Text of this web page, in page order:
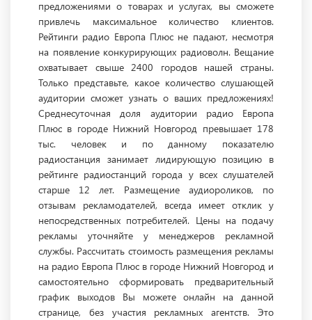
предложениями о товарах и услугах, вы сможете
привлечь максимальное количество клиентов.
Рейтинги радио Европа Плюс не падают, несмотря
на появление конкурирующих радиоволн. Вещание
охватывает свыше 2400 городов нашей страны.
Только представьте, какое количество слушающей
аудитории сможет узнать о ваших предложениях!
Среднесуточная доля аудитории радио Европа
Плюс в городе Нижний Новгород превышает 178
тыс. человек и по данному показателю
радиостанция занимает лидирующую позицию в
рейтинге радиостанций города у всех слушателей
старше 12 лет. Размещение аудиороликов, по
отзывам рекламодателей, всегда имеет отклик у
непосредственных потребителей. Цены на подачу
рекламы уточняйте у менеджеров рекламной
службы. Рассчитать стоимость размещения рекламы
на радио Европа Плюс в городе Нижний Новгород и
самостоятельно сформировать предварительный
график выходов Вы можете онлайн на данной
странице, без участия рекламных агентств. Это